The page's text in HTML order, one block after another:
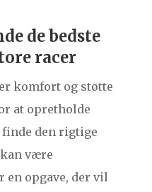
de bedste
racer
komfort og støtte
at opretholde
den rigtige
være
en opgave, der vil